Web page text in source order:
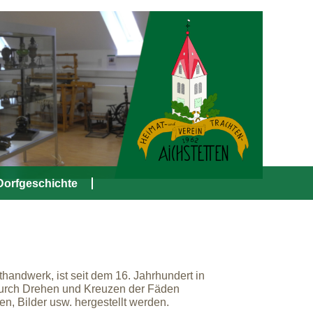
ist seit dem 16. Jahrhundert in
Drehen und Kreuzen der Fäden
Bilder usw. hergestellt werden.